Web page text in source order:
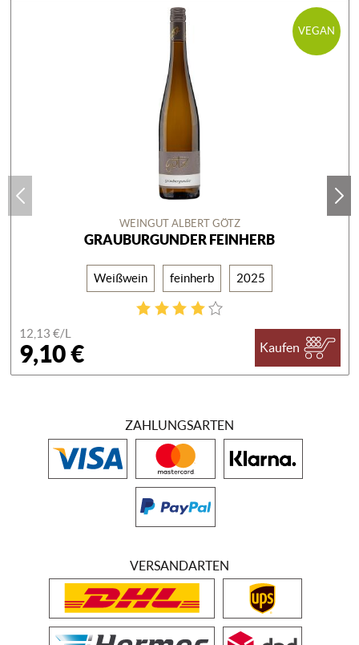
VEGAN
WEINGUT ALBERT GÖTZ
GRAUBURGUNDER FEINHERB
Weißwein feinherb 2025
12,13 €/L
9,10 € Kaufen
ZAHLUNGSARTEN
VERSANDARTEN